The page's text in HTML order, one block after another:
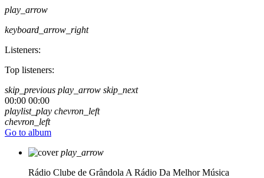
play_arrow
keyboard_arrow_right
Listeners:
Top listeners:
skip_previous play_arrow skip_next
00:00 00:00
playlist_play chevron_left
chevron_left
Go to album
play_arrow
Rádio Clube de Grândola A Rádio Da Melhor Música